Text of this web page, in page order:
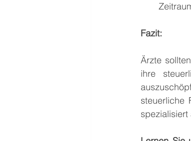
Fazit:
Ärzte
ihre
steuerliche